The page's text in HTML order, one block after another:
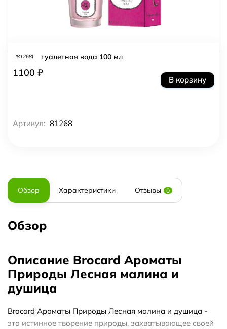
(81268) туалетная вода 100 мл
1100 ₽
В корзину
Артикул: 81268
Обзор Характеристики Отзывы 0
Обзор
Описание Brocard Ароматы
Природы Лесная малина и
душица
Brocard Ароматы Природы Лесная малина и душица -
это истинное творение природы, захватывающее своей